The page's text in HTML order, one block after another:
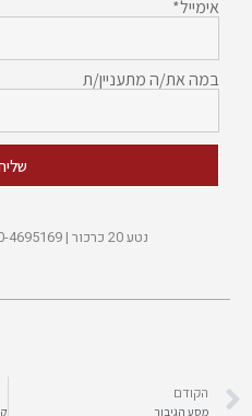
אימייל*
במה את/ה מתעניין/ת
נטע 20 כרכור | 050-4695169 |
הקודם
מסע הגיבור